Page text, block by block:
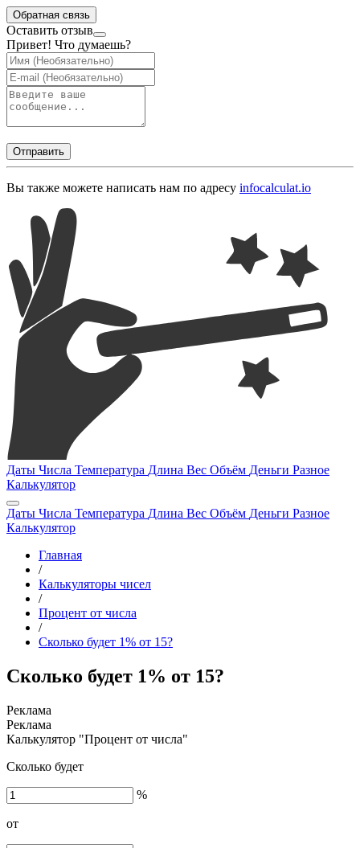
Обратная связь
Оставить отзыв
Привет! Что думаешь?
Отправить
Вы также можете написать нам по адресу infocalculat.io
Даты Числа Температура Длина Вес Объём Деньги Разное
Калькулятор
Даты Числа Температура Длина Вес Объём Деньги Разное
Калькулятор
Главная
/
Калькуляторы чисел
/
Процент от числа
/
Сколько будет 1% от 15?
Сколько будет 1% от 15?
Калькулятор "Процент от числа"
Сколько будет
%
от